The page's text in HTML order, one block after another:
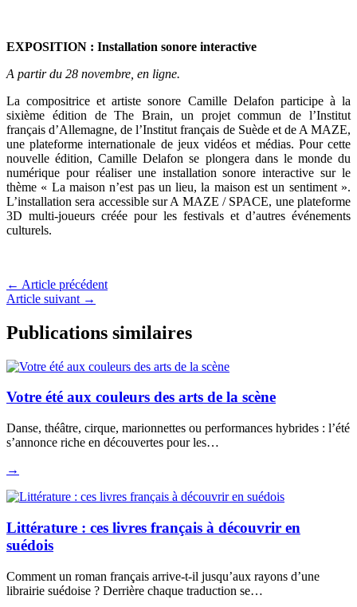
EXPOSITION : Installation sonore interactive
A partir du 28 novembre, en ligne.
La compositrice et artiste sonore Camille Delafon participe à la
sixième édition de The Brain, un projet commun de l’Institut
français d’Allemagne, de l’Institut français de Suède et de A MAZE,
une plateforme internationale de jeux vidéos et médias. Pour cette
nouvelle édition, Camille Delafon se plongera dans le monde du
numérique pour réaliser une installation sonore interactive sur le
thème « La maison n’est pas un lieu, la maison est un sentiment ».
L’installation sera accessible sur A MAZE / SPACE, une plateforme
3D multi-joueurs créée pour les festivals et d’autres événements
culturels.
← Article précédent
Article suivant →
Publications similaires
Votre été aux couleurs des arts de la scène
Danse, théâtre, cirque, marionnettes ou performances hybrides : l’été
s’annonce riche en découvertes pour les…
→
Littérature : ces livres français à découvrir en
suédois
Comment un roman français arrive-t-il jusqu’aux rayons d’une
librairie suédoise ? Derrière chaque traduction se…